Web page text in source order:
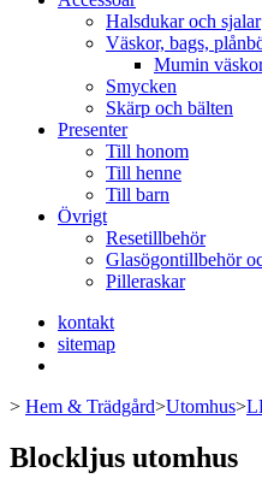
Halsdukar och sjalar
Väskor, bags,
Mumin
Smycken
Skärp och bälten
Presenter
Till honom
Till henne
Till barn
Övrigt
Resetillbehör
Glasögontillbehör
Pilleraskar
kontakt
sitemap
> Hem & Trädgård>Utomhus>
Blockljus utomhus